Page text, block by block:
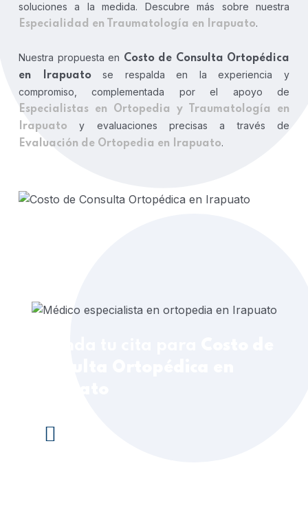
soluciones a la medida. Descubre más sobre nuestra
Especialidad en Traumatología en Irapuato.
Nuestra propuesta en Costo de Consulta Ortopédica
en Irapuatose respalda en la experiencia y
compromiso, complementada por el apoyo de
Especialistas en Ortopedia y Traumatología en
Irapuato y evaluaciones precisas a través de
Evaluación de Ortopedia en Irapuato.